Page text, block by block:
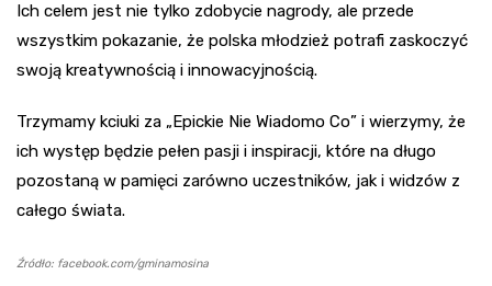
Ich celem jest nie tylko zdobycie nagrody, ale przede
wszystkim pokazanie, że polska młodzież potrafi zaskoczyć
swoją kreatywnością i innowacyjnością.
Trzymamy kciuki za „Epickie Nie Wiadomo Co” i wierzymy, że
ich występ będzie pełen pasji i inspiracji, które na długo
pozostaną w pamięci zarówno uczestników, jak i widzów z
całego świata.
Źródło: facebook.com/gminamosina